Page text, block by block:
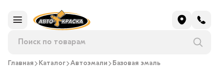
Главная Каталог Автоэмали Базовая эмаль